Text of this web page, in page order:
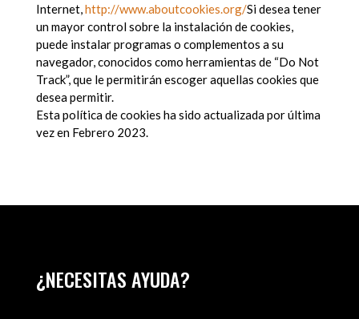
Internet,http://www.aboutcookies.org/Si desea tener
un mayor control sobre la instalación de cookies,
puede instalar programas o complementos a su
navegador, conocidos como herramientas de “Do Not
Track”, que le permitirán escoger aquellas cookies que
desea permitir.
Esta política de cookies ha sido actualizada por última
vez en Febrero 2023.
¿NECESITAS AYUDA?